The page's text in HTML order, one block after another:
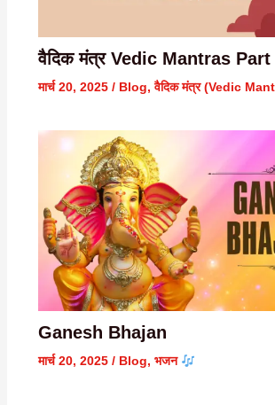
वैदिक मंत्र Vedic Mantras Part
मार्च 20, 2025 / Blog,वैदिक मंत्र (Vedic
Ganesh Bhajan
मार्च 20, 2025 / Blog, भजन